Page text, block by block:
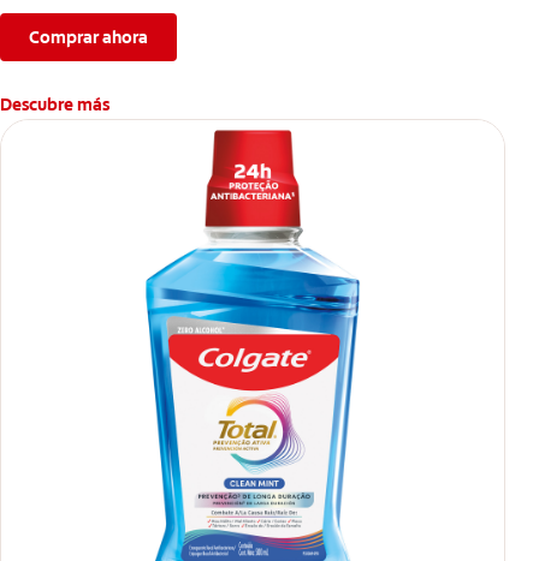
Comprar ahora
Descubre más